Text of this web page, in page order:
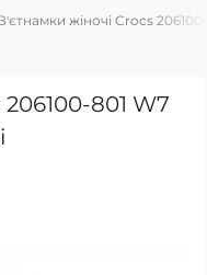
жіночі Crocs
801 W7